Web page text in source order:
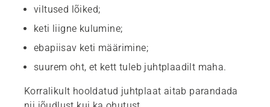
viltused lõiked;
keti liigne kulumine;
ebapiisav keti määrimine;
suurem oht, et kett tuleb juhtplaadilt maha.
Korralikult hooldatud juhtplaat aitab parandada